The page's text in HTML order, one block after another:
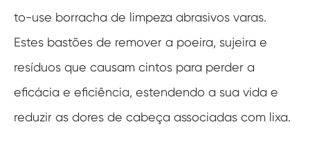
to-use borracha de limpeza abrasivos varas.
Estes bastões de remover a poeira, sujeira e
resíduos que causam cintos para perder a
eficácia e eficiência, estendendo a sua vida e
reduzir as dores de cabeça associadas com lixa.